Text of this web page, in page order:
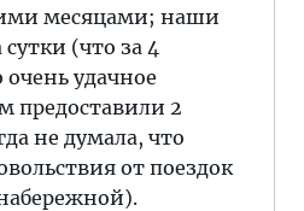
месяцами; наши
сутки (что за 4
очень удачное
предоставили 2
не думала, что
от поездок